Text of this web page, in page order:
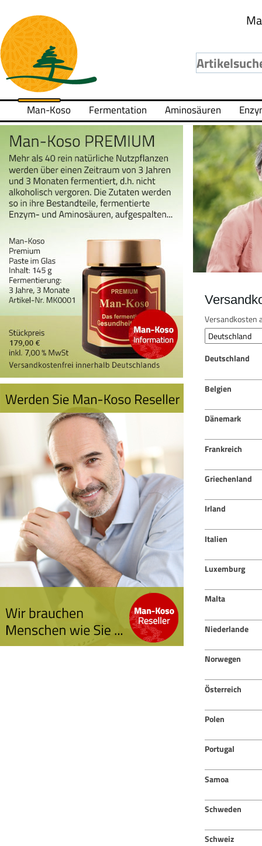
Man-Koso Fermentation Aminosäuren
Versandkosten
Deutschland
Belgien
Dänemark
Frankreich
Griechenland
Irland
Italien
Luxemburg
Malta
Niederlande
Norwegen
Österreich
Polen
Portugal
Samoa
Schweden
Schweiz